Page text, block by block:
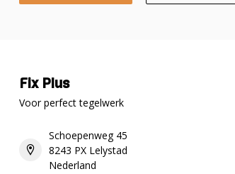
Fix Plus
Voor perfect tegelwerk
Schoepenweg 45
8243 PX Lelystad
Nederland